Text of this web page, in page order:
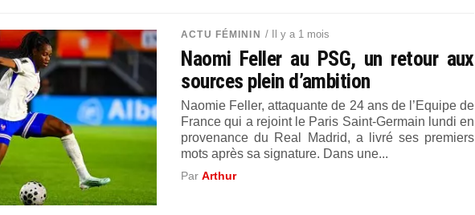
ACTU FÉMININ / Il y a 1 mois
Naomi Feller au PSG, un retour aux
sources plein d’ambition
Naomie Feller, attaquante de 24 ans de l’Equipe de
France qui a rejoint le Paris Saint-Germain lundi en
provenance du Real Madrid, a livré ses premiers
mots après sa signature. Dans une...
ParArthur